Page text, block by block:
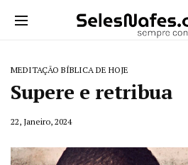
MEDITAÇÃO BÍBLICA DE HOJE
Supere e retribua
22, Janeiro, 2024